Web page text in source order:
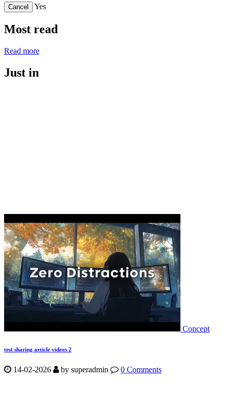
Cancel Yes
Most read
Read more
Just in
Concept
test sharing article videos 2
14-02-2026 by superadmin 0 Comments